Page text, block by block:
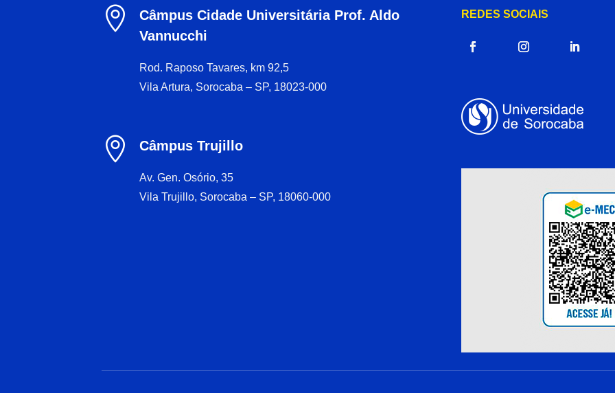

Câmpus Cidade Universitária Prof. Aldo
Vannucchi
Rod. Raposo Tavares, km 92,5
Vila Artura, Sorocaba – SP, 18023-000
 Câmpus Trujillo
Av. Gen. Osório, 35
Vila Trujillo, Sorocaba – SP, 18060-000
REDES SOCIAIS